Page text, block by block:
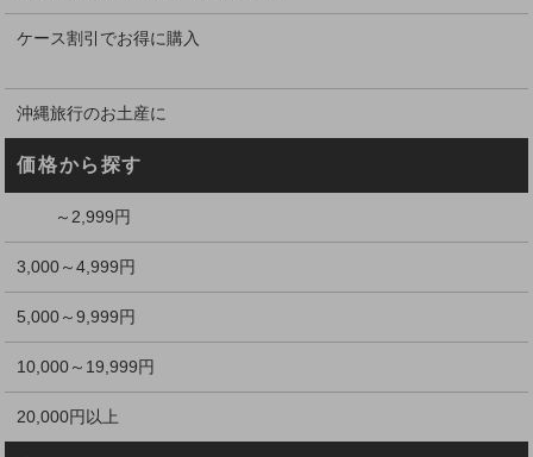
ケース割引でお得に購入
沖縄旅行のお土産に
価格から探す
～2,999円
3,000～4,999円
5,000～9,999円
10,000～19,999円
20,000円以上